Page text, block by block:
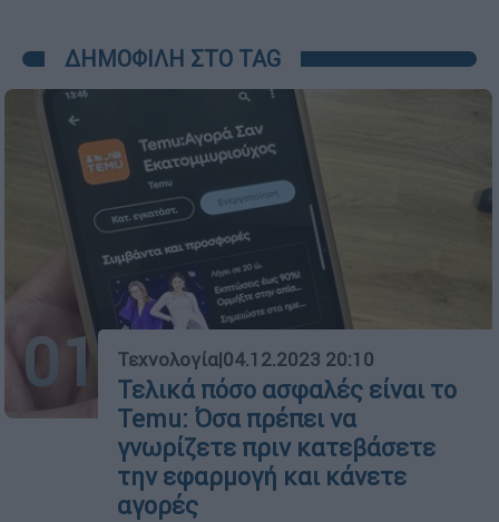
ΔΗΜΟΦΙΛΗ ΣΤΟ TAG
01 Τεχνολογία|04.12.2023 20:10
Τελικά πόσο ασφαλές είναι το
Temu: Όσα πρέπει να
γνωρίζετε πριν κατεβάσετε
την εφαρμογή και κάνετε
αγορές